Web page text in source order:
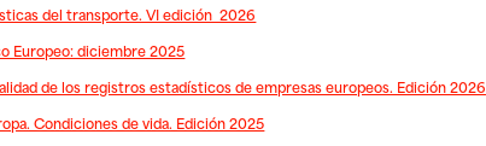
del transporte. VI edición 2026
Europeo: diciembre 2025
de los registros estadísticos de empresas europeos. Edición 2026
Condiciones de vida. Edición 2025